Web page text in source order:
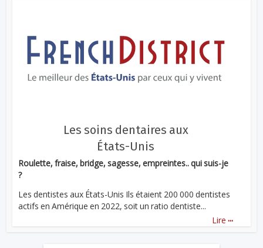
Les soins dentaires aux
États-Unis
Roulette, fraise, bridge, sagesse, empreintes.. qui suis-je
?
Les dentistes aux États-Unis Ils étaient 200 000 dentistes
actifs en Amérique en 2022, soit un ratio dentiste...
Lire ...